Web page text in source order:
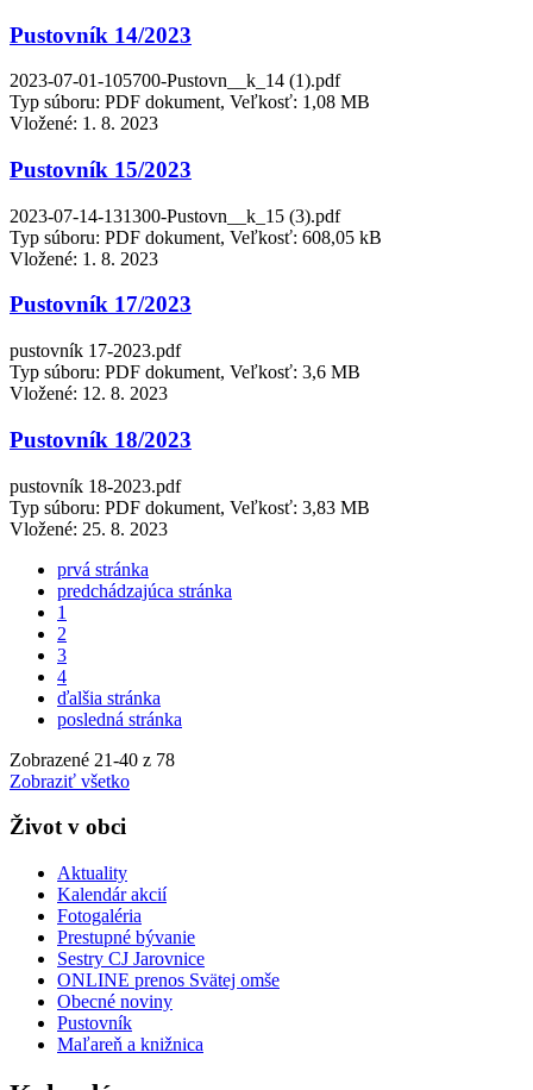
Pustovník 14/2023
2023-07-01-105700-Pustovn__k_14 (1).pdf
Typ súboru: PDF dokument, Veľkosť: 1,08 MB
Vložené: 1. 8. 2023
Pustovník 15/2023
2023-07-14-131300-Pustovn__k_15 (3).pdf
Typ súboru: PDF dokument, Veľkosť: 608,05 kB
Vložené: 1. 8. 2023
Pustovník 17/2023
pustovník 17-2023.pdf
Typ súboru: PDF dokument, Veľkosť: 3,6 MB
Vložené: 12. 8. 2023
Pustovník 18/2023
pustovník 18-2023.pdf
Typ súboru: PDF dokument, Veľkosť: 3,83 MB
Vložené: 25. 8. 2023
prvá stránka
predchádzajúca stránka
1
2
3
4
ďalšia stránka
posledná stránka
Zobrazené 21-40 z 78
Zobraziť všetko
Život v obci
Aktuality
Kalendár akcií
Fotogaléria
Prestupné bývanie
Sestry CJ Jarovnice
ONLINE prenos Svätej omše
Obecné noviny
Pustovník
Maľareň a knižnica